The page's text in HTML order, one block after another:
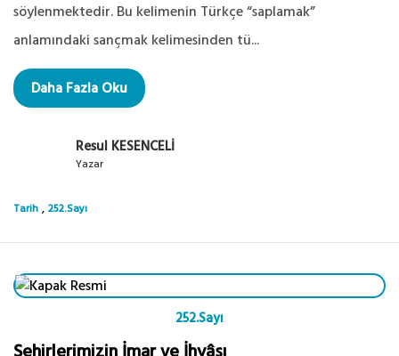
söylenmektedir. Bu kelimenin Türkçe “saplamak”
anlamındaki sançmak kelimesinden tü...
Daha Fazla Oku
Resul KESENCELİ
Yazar
Tarih , 252.Sayı
252.Sayı